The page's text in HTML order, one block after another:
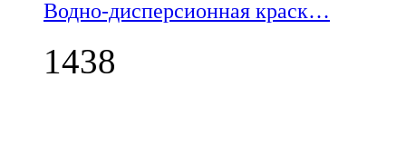
Водно-дисперсионная краск…
1438